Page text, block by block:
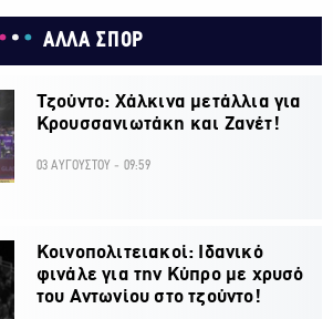
ΑΛΛΑ ΣΠΟΡ
Τζούντο: Χάλκινα μετάλλια για
Κρουσσανιωτάκη και Ζανέτ!
03 ΑΥΓΟΥΣΤΟΥ - 09:59
Κοινοπολιτειακοί: Ιδανικό
φινάλε για την Κύπρο με χρυσό
του Αντωνίου στο τζούντο!